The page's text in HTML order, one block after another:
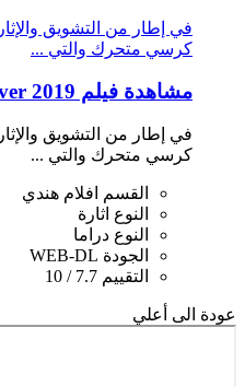
في إطار من التشويق
كرسي متحرك والتي ...
مشاهدة فيلم Game Over 2019 مترجم
في إطار من التشويق
كرسي متحرك والتي ...
القسم
افلام هندي
النوع اثارة
النوع دراما
الجودة WEB-DL
التقييم 7.7 / 10
عودة الى أعلي